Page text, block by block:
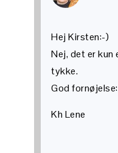
Hej Kirsten:-)
Nej, det er kun
tykke.
God
Kh Lene